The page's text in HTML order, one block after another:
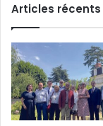
Articles récents